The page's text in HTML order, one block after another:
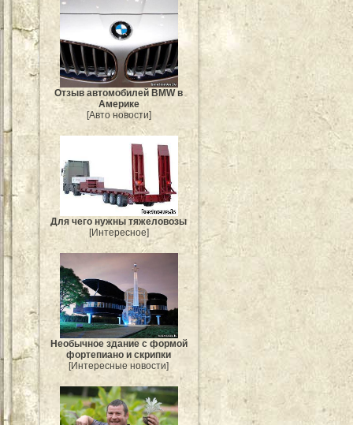
Отзыв автомобилей BMW в
Америке
[Авто новости]
Для чего нужны тяжеловозы
[Интересное]
Необычное здание с формой
фортепиано и скрипки
[Интересные новости]